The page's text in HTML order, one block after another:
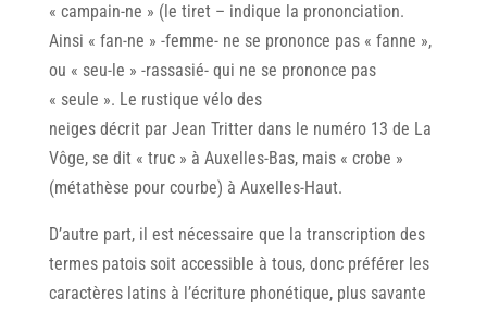
« campain-ne » (le tiret – indique la prononciation.
Ainsi « fan-ne » -femme- ne se prononce pas « fanne »,
ou « seu-le » -rassasié- qui ne se prononce pas
« seule ». Le rustique vélo des
neiges décrit par Jean Tritter dans le numéro 13 de La
Vôge, se dit « truc » à Auxelles-Bas, mais « crobe »
(métathèse pour courbe) à Auxelles-Haut.
D’autre part, il est nécessaire que la transcription des
termes patois soit accessible à tous, donc préférer les
caractères latins à l’écriture phonétique, plus savante